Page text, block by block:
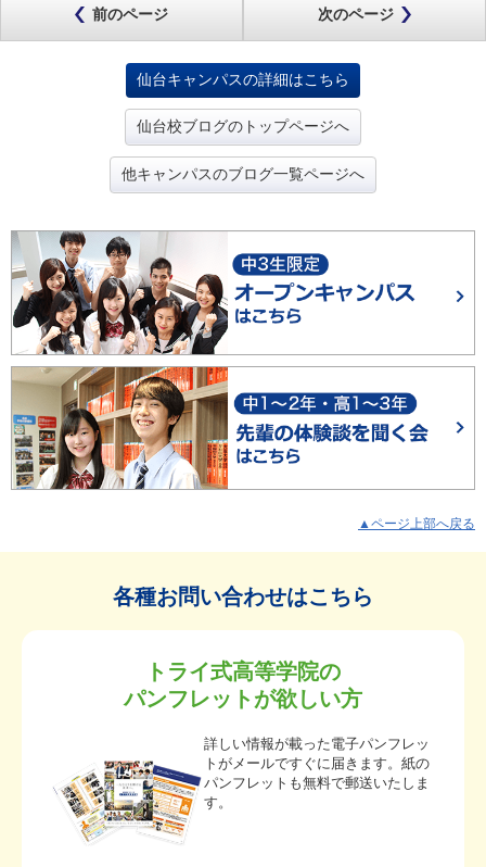
前のページ 次のページ
仙台キャンパスの詳細はこちら
仙台校ブログのトップページへ
他キャンパスのブログ一覧ページへ
▲ページ上部へ戻る
各種お問い合わせはこちら
トライ式高等学院の
パンフレットが欲しい方
詳しい情報が載った電子パンフレッ
トがメールですぐに届きます。紙の
パンフレットも無料で郵送いたしま
す。